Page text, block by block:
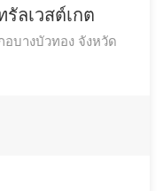
ลเวสต์เกต
บางบัวทอง จังหวัด